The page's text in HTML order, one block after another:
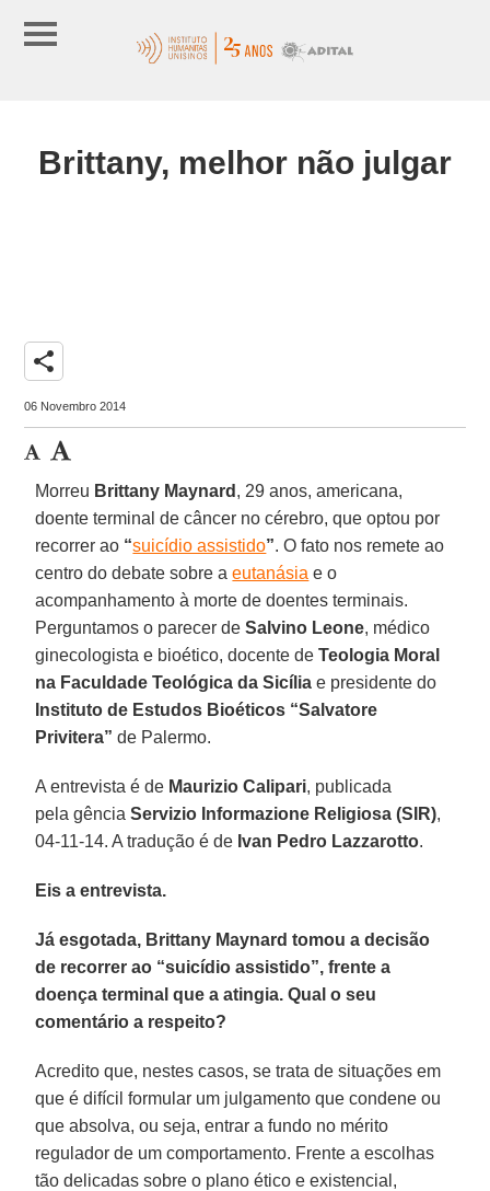
Brittany, melhor não julgar
share
06 Novembro 2014
Morreu Brittany Maynard , 29 anos, americana,
doente terminal de câncer no cérebro, que optou por
recorrer ao “suicídio assistido”. O fato nos remete ao
centro do debate sobre aeutanásia e o
acompanhamento à morte de doentes terminais.
Perguntamos o parecer deSalvino Leone, médico
ginecologista e bioético, docente deTeologia Moral
na Faculdade Teológica da Sicília e presidente do
Instituto de Estudos Bioéticos “Salvatore
Privitera” de Palermo.
A entrevista é de Maurizio Calipari, publicada
pela gênciaServizio Informazione Religiosa (SIR),
04-11-14. A tradução é de Ivan Pedro Lazzarotto.
Eis a entrevista.
Já esgotada, Brittany Maynard tomou a decisão
de recorrer ao “suicídio assistido”, frente a
doença terminal que a atingia. Qual o seu
comentário a respeito?
Acredito que, nestes casos, se trata de situações em
que é difícil formular um julgamento que condene ou
que absolva, ou seja, entrar a fundo no mérito
regulador de um comportamento. Frente a escolhas
tão delicadas sobre o plano ético e existencial,